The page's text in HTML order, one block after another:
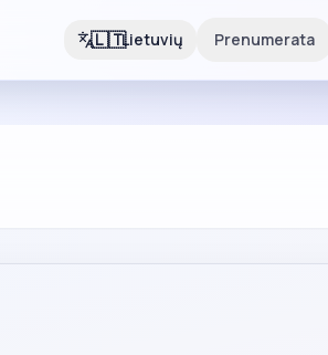
🇱🇹Lietuvių Prenumerata